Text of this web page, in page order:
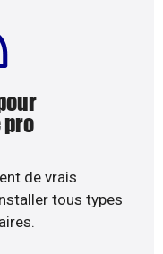
de vrais
tous types